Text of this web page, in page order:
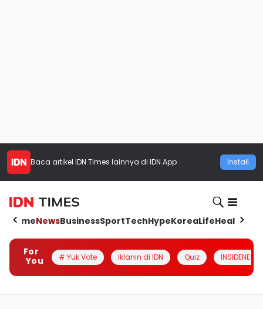
Baca artikel IDN Times lainnya di IDN App Install
HomeNewsBusinessSportTechHypeKoreaLifeHealth
For
You
# Yuk Vote Iklanin di IDN Quiz INSIDENESIA